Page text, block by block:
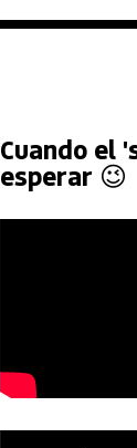
Cuando el
esperar 😉